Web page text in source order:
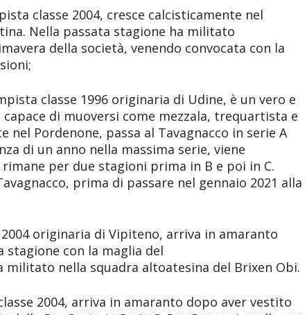
classe 2004, cresce calcisticamente nel
Nella passata stagione ha militato
della società, venendo convocata con la
classe 1996 originaria di Udine, è un vero e
di muoversi come mezzala, trequartista e
nel Pordenone, passa al Tavagnacco in serie A
di un anno nella massima serie, viene
rimane per due stagioni prima in B e poi in C.
prima di passare nel gennaio 2021 alla
originaria di Vipiteno, arriva in amaranto
stagione con la maglia del
militato nella squadra altoatesina del Brixen Obi.
2004, arriva in amaranto dopo aver vestito